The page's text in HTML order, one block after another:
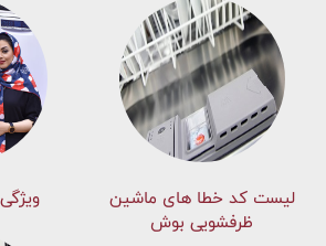
لیست کد خطا های ماشين
ظرفشویی بوش